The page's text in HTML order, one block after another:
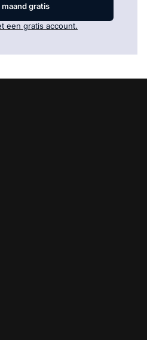
maand gratis
een gratis account.